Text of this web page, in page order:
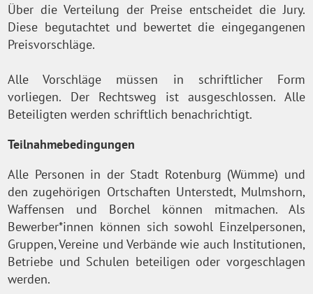
Über die Verteilung der Preise entscheidet die Jury.
Diese begutachtet und bewertet die eingegangenen
Preisvorschläge.
Alle Vorschläge müssen in schriftlicher Form
vorliegen. Der Rechtsweg ist ausgeschlossen. Alle
Beteiligten werden schriftlich benachrichtigt.
Teilnahmebedingungen
Alle Personen in der Stadt Rotenburg (Wümme) und
den zugehörigen Ortschaften Unterstedt, Mulmshorn,
Waffensen und Borchel können mitmachen. Als
Bewerber*innen können sich sowohl Einzelpersonen,
Gruppen, Vereine und Verbände wie auch Institutionen,
Betriebe und Schulen beteiligen oder vorgeschlagen
werden.